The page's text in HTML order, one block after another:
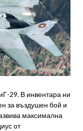
29. В инвентара ни
за въздушен бой и
максимална
от